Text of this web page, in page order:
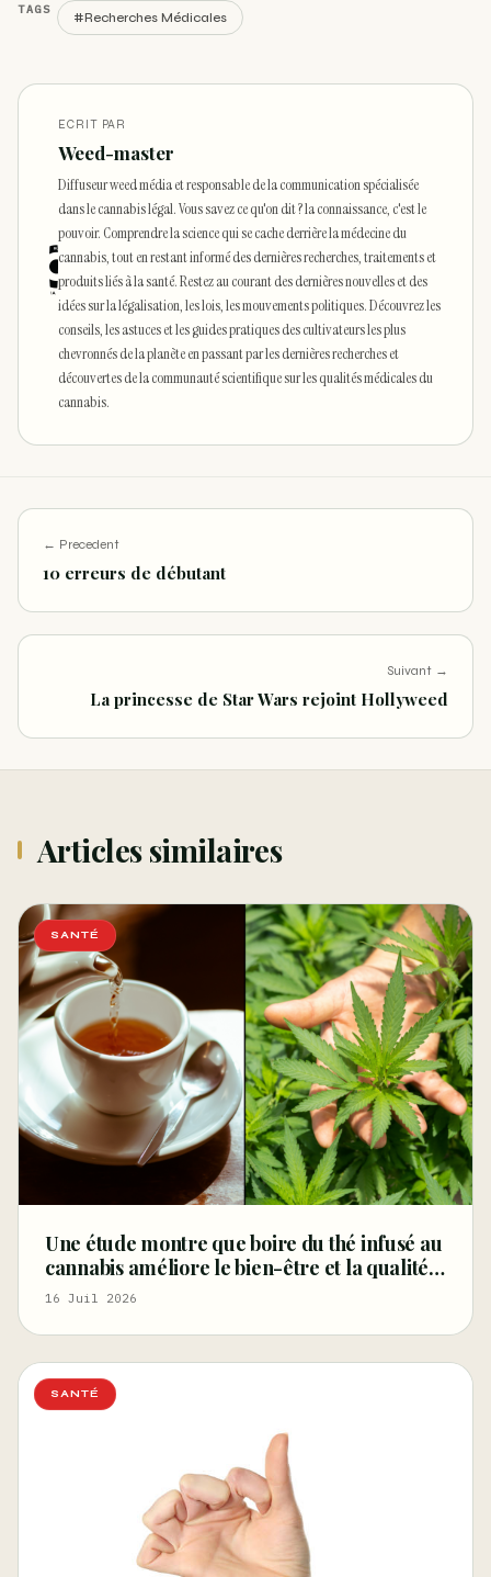
TAGS
#Recherches Médicales
ECRIT PAR
Weed-master
Diffuseur weed média et responsable de la communication spécialisée
dans le cannabis légal. Vous savez ce qu'on dit ? la connaissance, c'est le
pouvoir. Comprendre la science qui se cache derrière la médecine du
cannabis, tout en restant informé des dernières recherches, traitements et
produits liés à la santé. Restez au courant des dernières nouvelles et des
idées sur la légalisation, les lois, les mouvements politiques. Découvrez les
conseils, les astuces et les guides pratiques des cultivateurs les plus
chevronnés de la planète en passant par les dernières recherches et
découvertes de la communauté scientifique sur les qualités médicales du
cannabis.
← Precedent
10 erreurs de débutant
Suivant →
La princesse de Star Wars rejoint Hollyweed
Articles similaires
SANTÉ
Une étude montre que boire du thé infusé au
cannabis améliore le bien-être et la qualité
du sommeil – Marijuana Moment
16 Juil 2026
SANTÉ